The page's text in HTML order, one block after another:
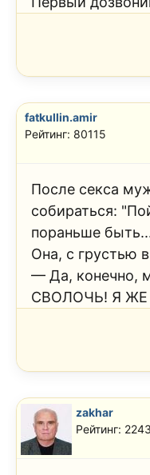
fatkullin.amir
Рейтинг: 80115
После cекcа
собираться:
пораньше
Она, с грустью
— Да, конечно,
СВОЛОЧЬ! Я
zakhar
Рейтинг: